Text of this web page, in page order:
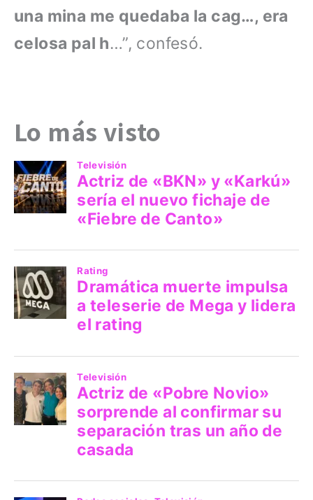
una mina me quedaba la cag…, era
celosa pal h…”, confesó.
Lo más visto